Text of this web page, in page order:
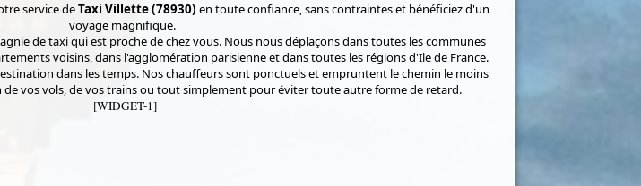
service deTaxi Villette (78930) en toute confiance, sans contraintes et bénéficiez d'un
voyage magnifique.
de taxi qui est proche de chez vous. Nous nous déplaçons dans toutes les communes
voisins, dans l'agglomération parisienne et dans toutes les régions d'Ile de France.
dans les temps. Nos chauffeurs sont ponctuels et empruntent le chemin le moins
vos vols, de vos trains ou tout simplement pour éviter toute autre forme de retard.
[WIDGET-1]